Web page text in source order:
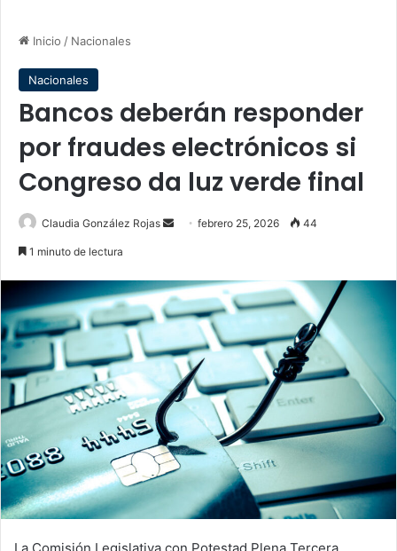
Inicio / Nacionales
Nacionales
Bancos deberán responder
por fraudes electrónicos si
Congreso da luz verde final
Claudia González Rojas
Sendfebrero 25, 2026 44
1 minuto de lectura